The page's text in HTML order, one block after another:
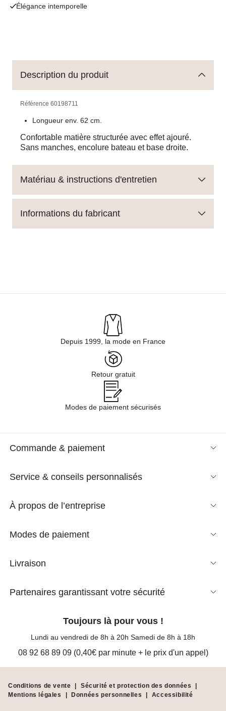
Élégance intemporelle
Description du produit
Référence 60198711
Longueur env. 62 cm.
Confortable matière structurée avec effet ajouré.
Sans manches, encolure bateau et base droite.
Matériau & instructions d'entretien
Informations du fabricant
Depuis 1999, la mode en France
Retour gratuit
Modes de paiement sécurisés
Commande & paiement
Service & conseils personnalisés
À propos de l’entreprise
Modes de paiement
Livraison
Partenaires garantissant votre sécurité
Toujours là pour vous !
Lundi au vendredi de 8h à 20h Samedi de 8h à 18h
08 92 68 89 09 (0,40€ par minute + le prix d'un appel)
Conditions de vente | Sécurité et protection des données
|
Mentions légales
| Données personnelles | Accessibilité